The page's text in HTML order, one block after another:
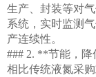
生产、封装等对
系统，实时监测
产连续性。
### 2. **节能，
相比传统液氮采